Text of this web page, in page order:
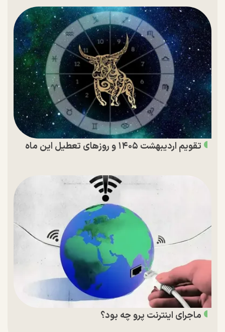
تقویم اردیبهشت ۱۴۰۵ و روز‌های تعطیل این ماه
ماجرای اینترنت پرو چه بود؟